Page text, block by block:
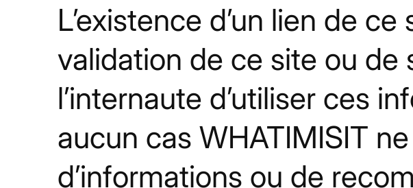
L’existence d’un lien de
validation de ce site ou de
l’internaute d’utiliser ces
aucun cas WHATIMISIT
d’informations ou de